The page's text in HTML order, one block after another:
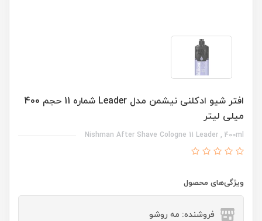
افتر شیو ادکلنی نیشمن مدل Leader شماره 11 حجم 400
میلی لیتر
Nishman After Shave Cologne 11 Leader , 400ml
ویژگی‌های محصول
فروشنده: مه رو‌شو